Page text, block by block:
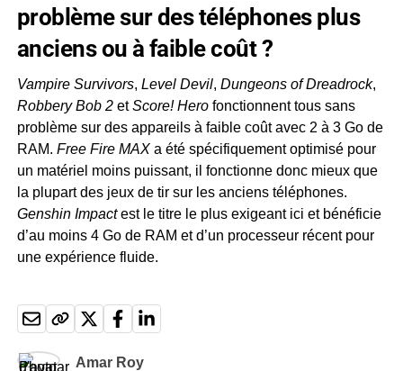
problème sur des téléphones plus
anciens ou à faible coût ?
Vampire Survivors, Level Devil, Dungeons of Dreadrock,
Robbery Bob 2etScore! Herofonctionnent tous sans
problème sur des appareils à faible coût avec 2 à 3 Go de
RAM. Free Fire MAXa été spécifiquement optimisé pour
un matériel moins puissant, il fonctionne donc mieux que
la plupart des jeux de tir sur les anciens téléphones.
Genshin Impactest le titre le plus exigeant ici et bénéficie
d’au moins 4 Go de RAM et d’un processeur récent pour
une expérience fluide.
Amar Roy